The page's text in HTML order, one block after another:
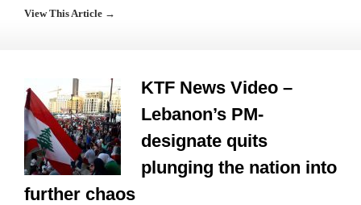
View This Article →
KTF News Video –
Lebanon’s PM-
designate quits
plunging the nation into
further chaos